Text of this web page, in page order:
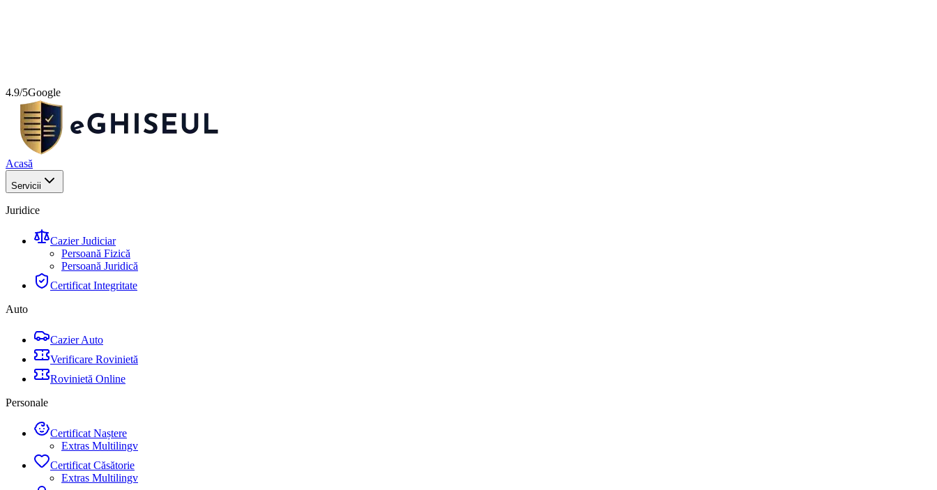
4.9/5Google
Acasă
Servicii
Juridice
Cazier Judiciar
Persoană Fizică
Persoană Juridică
Certificat Integritate
Auto
Cazier Auto
Verificare Rovinietă
Rovinietă Online
Personale
Certificat Naștere
Extras Multilingv
Certificat Căsătorie
Extras Multilingv